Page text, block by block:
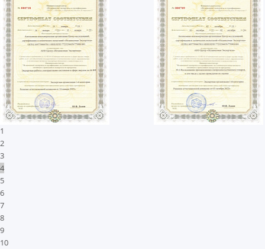
1
2
3
4
5
6
7
8
9
10